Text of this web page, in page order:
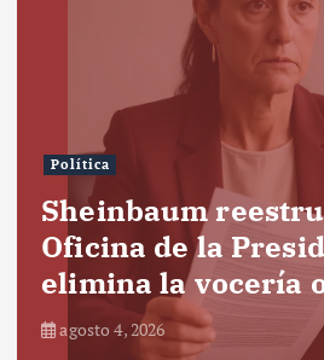
Política
Sheinbaum
Oficina de la
elimina la vocería
agosto 4, 2026